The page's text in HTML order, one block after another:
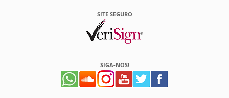
SITE SEGURO
SIGA-NOS!